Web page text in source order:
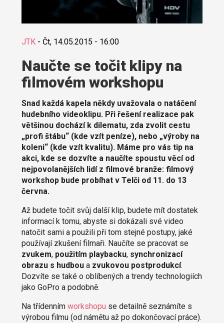
JTK- Čt, 14.05.2015 - 16:00
Naučte se točit klipy na
filmovém workshopu
Snad každá kapela někdy uvažovala o natáčení
hudebního videoklipu. Při řešení realizace pak
většinou dochází k dilematu, zda zvolit cestu
„profi štábu“ (kde vzít peníze), nebo „výroby na
koleni“ (kde vzít kvalitu). Máme pro vás tip na
akci, kde se dozvíte a naučíte spoustu věcí od
nejpovolanějších lidí z filmové branže: filmový
workshop bude probíhat v Telči od 11. do 13
června.
Až budete točit svůj další klip, budete mít dostatek
informací k tomu, abyste si dokázali své video
natočit sami a použili při tom stejné postupy, jaké
používají zkušení filmaři. Naučíte se pracovat se
zvukem, použitím playbacku, synchronizací
obrazu s hudboua zvukovou postprodukcí.
Dozvíte se také o oblíbených a trendy technologiích
jako GoPro a podobně.
Na třídenním workshopu se detailně seznámíte s
výrobou filmu (od námětu až po dokončovací práce).